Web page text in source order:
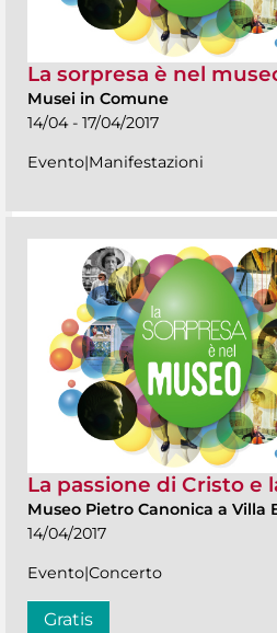
La sorpresa è nel
Musei in Comune
14/04 - 17/04/2017
Evento|Manifestazioni
La passione di Cristo e
Museo Pietro Canonica a Villa
14/04/2017
Evento|Concerto
Gratis